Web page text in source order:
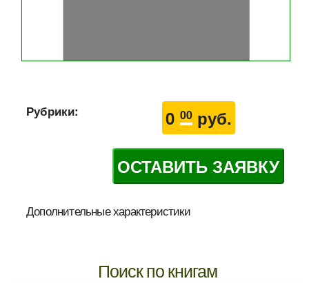
0 00руб.
ОСТАВИТЬ ЗАЯВКУ
Рубрики:
Дополнительные характеристики
Поиск по книгам